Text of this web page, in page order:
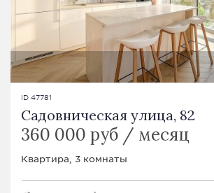
ID 47781
Садовническая улица, 82
360 000 руб / месяц
Квартира, 3 комнаты